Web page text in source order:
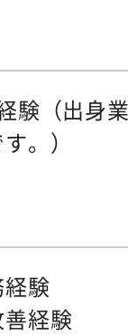
験（出身
。）
験
経験